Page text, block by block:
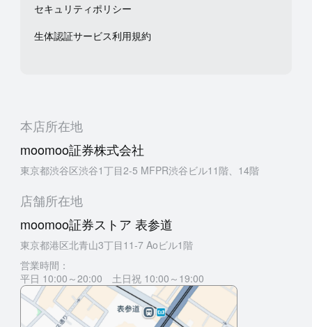
セキュリティポリシー
生体認証サービス利用規約
本店所在地
moomoo証券株式会社
東京都渋谷区渋谷1丁目2-5 MFPR渋谷ビル11階、14階
店舗所在地
moomoo証券ストア 表参道
東京都港区北青山3丁目11-7 Aoビル1階
営業時間：
平日 10:00～20:00 土日祝 10:00～19:00